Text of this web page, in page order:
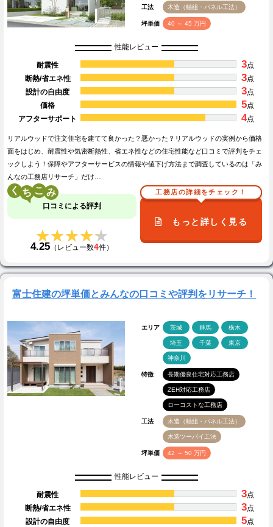
工法 木造（軸組・パネル工法）
坪単価 40 ～ 45 万円
性能レビュー
耐震性 3点
断熱/省エネ性
3点
設計の自由度
3点
価格
5点
アフターサポート
4点
リアルウッドで注文住宅を建てて良かった？悪かった？リアルウッドの実例から価格
面をはじめ、耐震性や気密断熱性、省エネ性などの住宅性能など口コミで評判をチェ
ックしよう！保障やアフターサービスの情報や値下げ方法まで調査しているのは「み
んなの工務店リサーチ」だけ…
く こ
口コミによる評判
★★★★★
★★★★★
4.25 （レビュー数4件）
工務店の詳細をチェック！
もっと詳しく見る
富士住建の坪単価とみんなの口コミや評判をリサーチ！
エリア 茨城 群馬 栃木
埼玉 千葉 東京
神奈川
特徴 長期優良住宅対応工務店
ZEH対応工務店
ローコストな工務店
工法 木造（軸組・パネル工法）
木造ツーバイ工法
坪単価 42 ～ 50 万円
性能レビュー
耐震性 3点
断熱/省エネ性
3点
設計の自由度
5点